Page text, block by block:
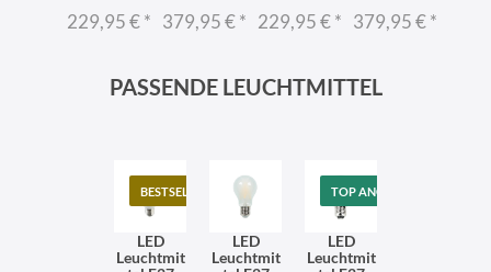
229,95 €* 379,95 €* 229,95 €* 379,95 €*
PASSENDE LEUCHTMITTEL
BESTSELLER
LED
Leuchtmit
LED
Leuchtmit
TOP ANGEBOT
LED
Leuchtmit